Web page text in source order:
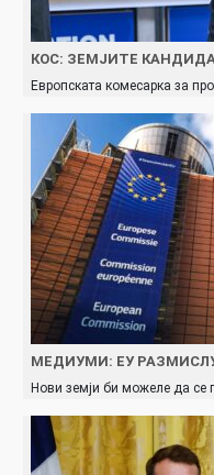
КОС: ЗЕМЈИТЕ
Европската комесарка за
МЕДИУМИ: ЕУ
Нови земји би можеле да се